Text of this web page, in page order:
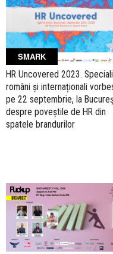
SMARK
HR Uncovered 2023.
români și internaționali
pe 22 septembrie, la
despre poveștile de HR din
spatele brandurilor